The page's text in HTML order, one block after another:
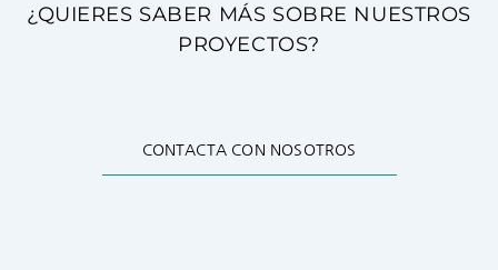
¿QUIERES SABER MÁS SOBRE NUESTROS
PROYECTOS?
CONTACTA CON NOSOTROS